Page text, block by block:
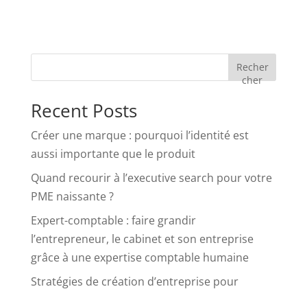
Recher
cher
Recent Posts
Créer une marque : pourquoi l’identité est
aussi importante que le produit
Quand recourir à l’executive search pour votre
PME naissante ?
Expert-comptable : faire grandir
l’entrepreneur, le cabinet et son entreprise
grâce à une expertise comptable humaine
Stratégies de création d’entreprise pour